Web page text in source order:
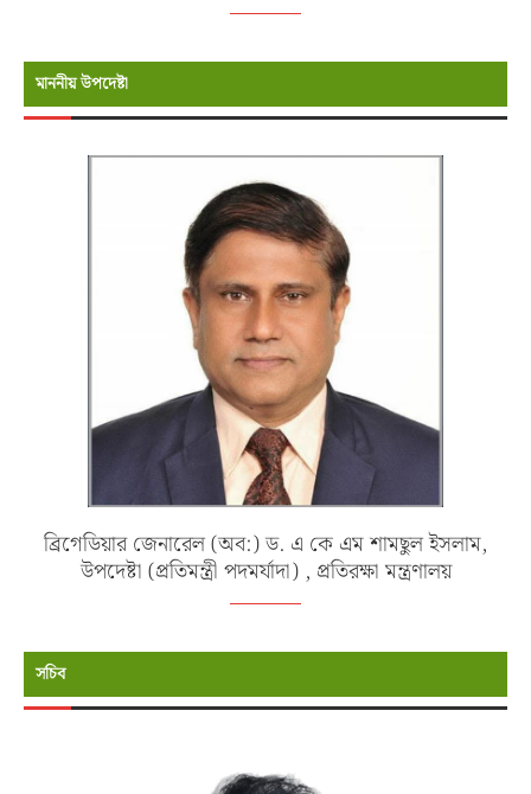
মাননীয় উপদেষ্টা
ব্রিগেডিয়ার জেনারেল (অব:) ড. এ কে এম শামছুল ইসলাম,
উপদেষ্টা (প্রতিমন্ত্রী পদমর্যাদা) , প্রতিরক্ষা মন্ত্রণালয়
সচিব